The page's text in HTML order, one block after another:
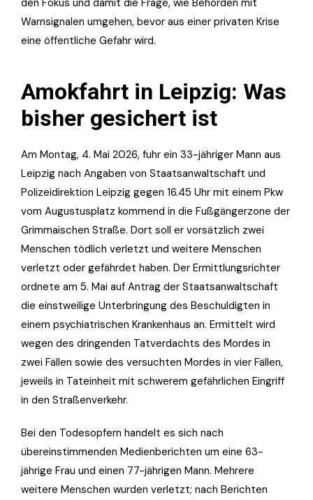
Warnsignalen umgehen, bevor aus einer privaten Krise
eine öffentliche Gefahr wird.
Amokfahrt in Leipzig: Was
bisher gesichert ist
Am Montag, 4. Mai 2026, fuhr ein 33-jähriger Mann aus
Leipzig nach Angaben von Staatsanwaltschaft und
Polizeidirektion Leipzig gegen 16.45 Uhr mit einem Pkw
vom Augustusplatz kommend in die Fußgängerzone der
Grimmaischen Straße. Dort soll er vorsätzlich zwei
Menschen tödlich verletzt und weitere Menschen
verletzt oder gefährdet haben. Der Ermittlungsrichter
ordnete am 5. Mai auf Antrag der Staatsanwaltschaft
die einstweilige Unterbringung des Beschuldigten in
einem psychiatrischen Krankenhaus an. Ermittelt wird
wegen des dringenden Tatverdachts des Mordes in
zwei Fällen sowie des versuchten Mordes in vier Fällen,
jeweils in Tateinheit mit schwerem gefährlichen Eingriff
in den Straßenverkehr.
Bei den Todesopfern handelt es sich nach
übereinstimmenden Medienberichten um eine 63-
jährige Frau und einen 77-jährigen Mann. Mehrere
weitere Menschen wurden verletzt; nach Berichten